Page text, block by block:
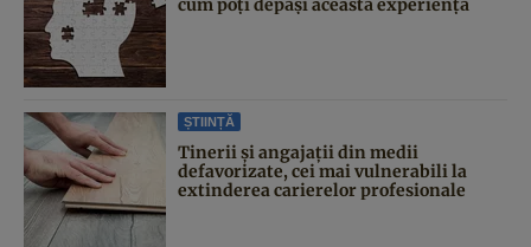
cum poți depăși această experiență
ȘTIINȚĂ
Tinerii și angajații din medii
defavorizate, cei mai vulnerabili la
extinderea carierelor profesionale